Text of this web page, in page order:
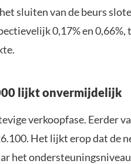
sluiten van de beurs
0,17% en 0,66%,
lijkt onvermijdelijk
verkoopfase. Eerder
Het lijkt erop dat de
het